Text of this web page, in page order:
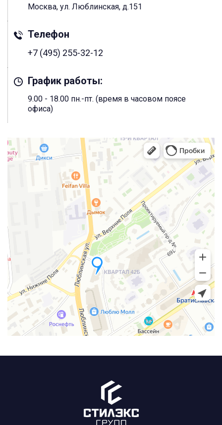
Москва, ул. Люблинская, д.151
Телефон
+7 (495) 255-32-12
График работы:
9.00 - 18.00 пн.-пт. (время в часовом поясе
офиса)